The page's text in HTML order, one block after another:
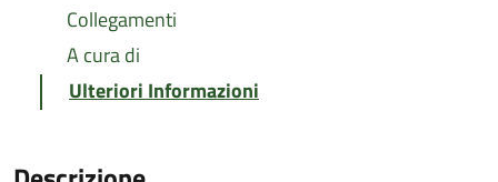
Collegamenti
A cura di
Ulteriori Informazioni